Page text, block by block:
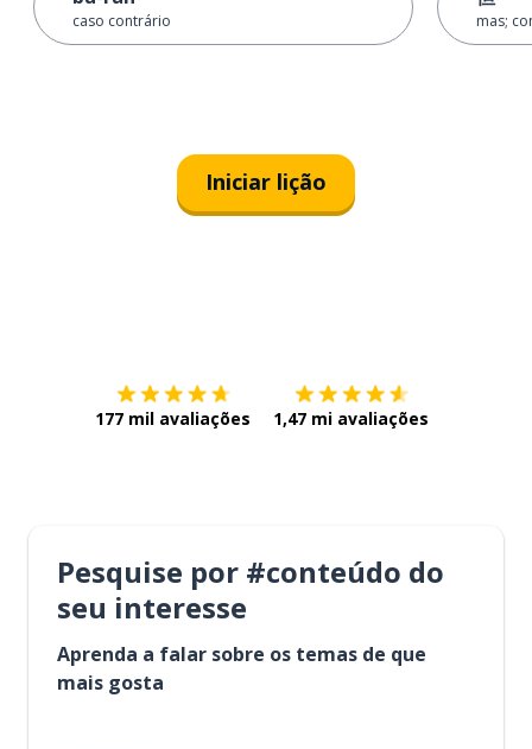
caso contrário mas;
Iniciar lição
177 mil avaliações 1,47 mi avaliações
Pesquise por #conteúdo do
seu interesse
Aprenda a falar sobre os temas de que
mais gosta